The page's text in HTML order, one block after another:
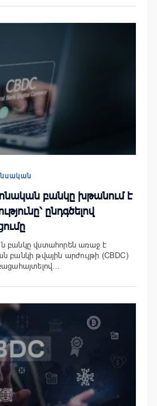
բանկը խթանում է
ընդգծելով
բանկը վստահորեն առաջ է
բանկի թվային արժույթի (CBDC)